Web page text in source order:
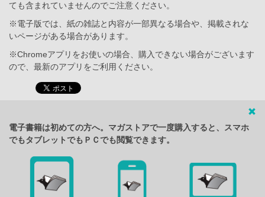
ても含まれていませんのでご注意ください。
※電子版では、紙の雑誌と内容が一部異なる場合や、掲載されな
いページがある場合があります。
※Chromeアプリをお使いの場合、購入できない場合がございます
ので、最新のアプリをご利用ください。
電子書籍は初めての方へ。マガストアで一度購入すると、スマホ
でもタブレットでもＰＣでも閲覧できます。